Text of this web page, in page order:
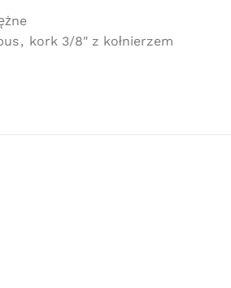
, kork 3/8" z kołnierzem